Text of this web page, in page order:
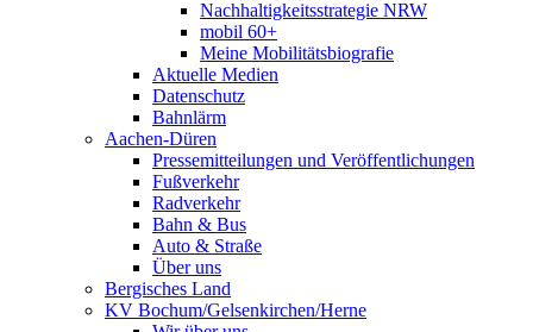
Nachhaltigkeitsstrategie NRW
mobil 60+
Meine Mobilitätsbiografie
Aktuelle Medien
Datenschutz
Bahnlärm
Aachen-Düren
Pressemitteilungen und Veröffentlichungen
Fußverkehr
Radverkehr
Bahn & Bus
Auto & Straße
Über uns
Bergisches Land
KV Bochum/Gelsenkirchen/Herne